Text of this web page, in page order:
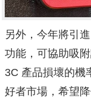
另外，今年將引
功能，可協助吸
3C 產品損壞的機
好者市場，希望